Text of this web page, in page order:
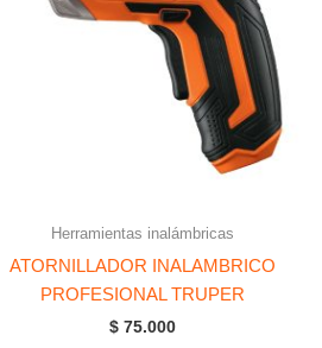
Herramientas inalámbricas
ATORNILLADOR INALAMBRICO
PROFESIONAL TRUPER
$75.000